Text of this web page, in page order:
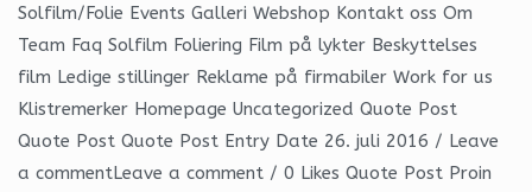
Solfilm/Folie Events Galleri Webshop Kontakt oss Om
Team Faq Solfilm Foliering Film på lykter Beskyttelses
film Ledige stillinger Reklame på firmabiler Work for us
Klistremerker Homepage Uncategorized Quote Post
Quote Post Quote Post Entry Date 26. juli 2016 / Leave
a commentLeave a comment / 0 Likes Quote Post Proin